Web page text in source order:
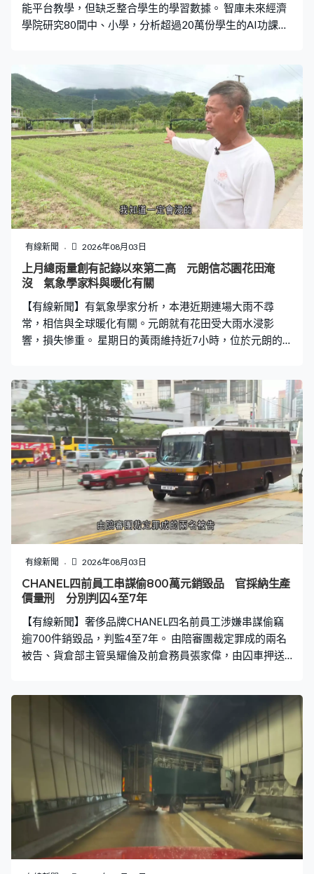
能平台教學，但缺乏整合學生的學習數據。 智庫未來經濟
學院研究80間中、小學，分析超過20萬份學生的AI功課數
變化，影響教學質素和效率。智庫建議學校可建立AI學習
數據治理制度，系統性評估、保存及整合學習數據。
有線新聞 2026年08月03日
上月總雨量創有記錄以來第二高 元朗信芯園花田淹
沒 氣象學家料與暖化有關
【有線新聞】有氣象學家分析，本港近期連場大雨不尋
常，相信與全球暖化有關。元朗就有花田受大雨水浸影
響，損失慘重。 星期日的黃雨維持近7小時，位於元朗的
點過來洗乾淨泥漿。如果（花苗）浸超過8小時會焗死，加
上泥漿停留，就算洗乾淨都不行。」 做了一堆工夫，但旁
邊的珍珠米田因長時間被水浸也要報銷。負責人預計這次
損失約10萬元，又稱自五月起受連場大雨影響，已是第六
次重新栽種花苗。梁日信：「未曾好天過，要不暴曬幾
日，要不一直強降雨，我們俗稱『長命雨』，所以做了幾
十年，現在天氣愈來愈難做。」這個鳥居旁邊本來都種滿
花，但早兩個月開始不停下雨，花農索性改作魚塘 ，但星
期日下雨後魚都被沖走了。 天文台上月共發出20次黃雨及
5次紅雨警告信號，全月總雨量達790.3毫米，成為自1884
年有記錄以來總雨量第二高的七月。有氣象學家形容不尋
常，估計多個熱帶氣旋形成低壓區帶來降雨，亦與全球暖
化有關。香港氣象學會發言人梁榮武：「溫度高的時候，
一個細小的桶，現在變成裝滿水的
有線新聞 2026年08月03日
CHANEL四前員工串謀偷800萬元銷毀品 官採納生產
價量刑 分別判囚4至7年
【有線新聞】奢侈品牌CHANEL四名前員工涉嫌串謀偷竊
逾700件銷毀品，判監4至7年。 由陪審團裁定罪成的兩名
被告、貨倉部主管吳耀倫及前倉務員張家偉，由囚車押送
件過季貨品，包括123個銀包及601個手袋。 法官判刑時
指貨品銷毀前會拆走標籤，不可能以原價轉售，加上涉案
貨品是過季款式並已銷毀，採納以約800萬生產價作量刑
考慮；考慮到吳耀倫在四人中職位最高，擁有載貨電梯密
碼，獲公司較高信任，相信是案中主腦，加上涉案貨品數
量多，判監7年；而案發時已離職的張家偉不涉及違反誠
信，但負責租用貨倉和貨車，比起單純運貨，參與度較
高，判監5年3個月。 至於何東山和何子賢早前已認罪，法
官指他們違反誠信，但兩人都沒有載貨電梯的密碼，工作
時也有保安監管，顯示公司對他們的信任不高；加上認